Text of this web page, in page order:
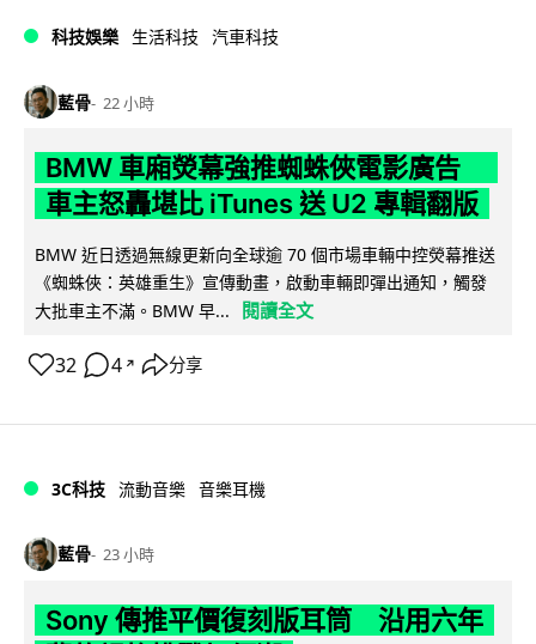
科技娛樂 生活科技 汽車科技
藍骨 22 小時
BMW 車廂熒幕強推蜘蛛俠電影廣告
車主怒轟堪比 iTunes 送 U2 專輯翻版
BMW 近日透過無線更新向全球逾 70 個市場車輛中控熒幕推送
《蜘蛛俠：英雄重生》宣傳動畫，啟動車輛即彈出通知，觸發
大批車主不滿。BMW 早...
閱讀全文
32 4 ↗ 分享
3C科技 流動音樂 音樂耳機
藍骨 23 小時
Sony 傳推平價復刻版耳筒 沿用六年